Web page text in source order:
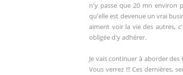
n'y passe que 20 mn environ
qu'elle est devenue un vrai
aiment voir la vie des autres,
obligée d'y adhérer.
Je vais continuer à aborder
Vous verrez !!! Ces dernières,